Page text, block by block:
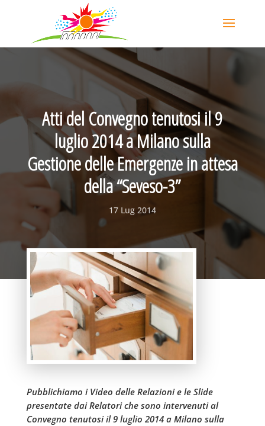
Atti del Convegno tenutosi il 9
luglio 2014 a Milano sulla
Gestione delle Emergenze in attesa
della “Seveso-3”
17 Lug 2014
Pubblichiamo i Video delle Relazioni e le Slide
presentate dai Relatori che sono intervenuti al
Convegno tenutosi il 9 luglio 2014 a Milano sulla